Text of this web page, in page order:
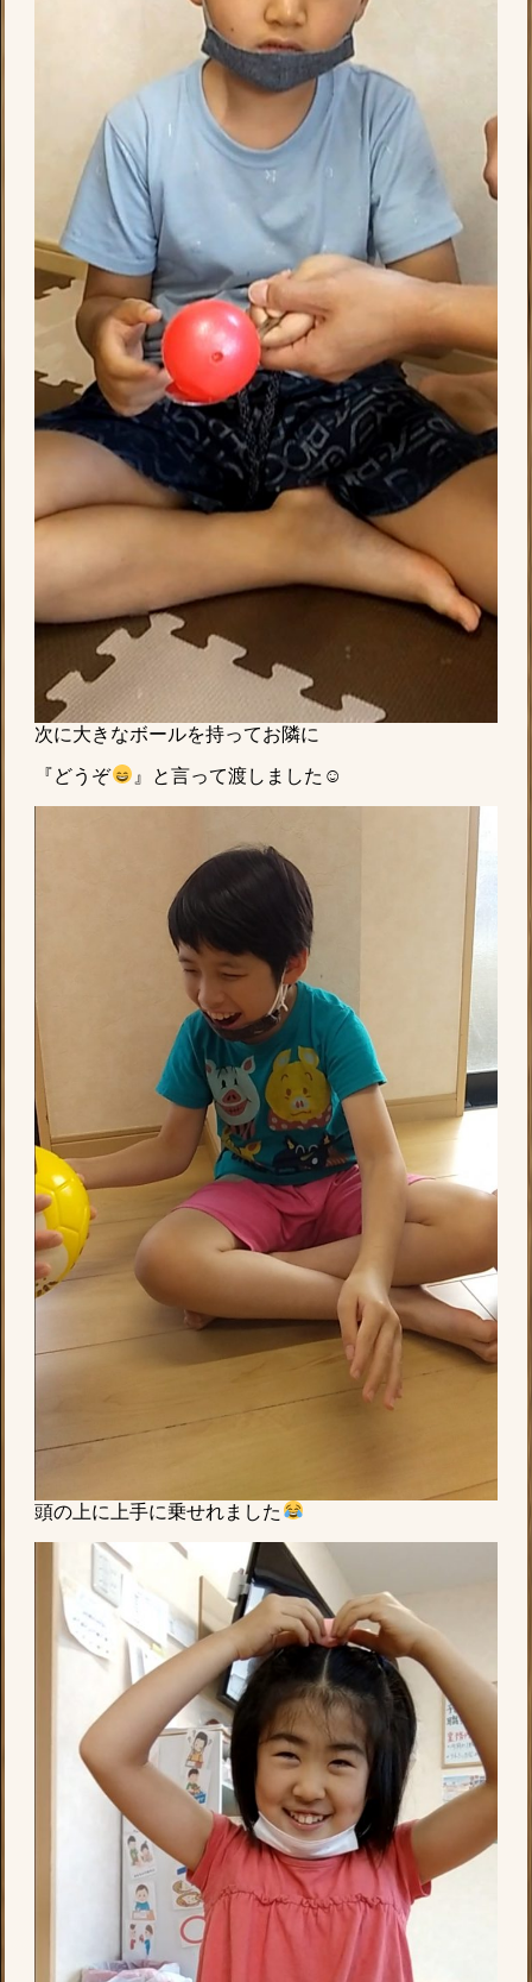
次に大きなボールを持ってお隣に
『どうぞ 』と言って渡しました☺
頭の上に上手に乗せれました